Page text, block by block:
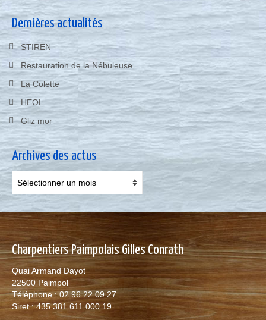
Dernières actualités
STIREN
Restauration de la Nébuleuse
La Colette
HEOL
Gliz mor
Archives des actus
des
actus
Charpentiers Paimpolais Gilles Conrath
Quai Armand Dayot
22500 Paimpol
Téléphone : 02 96 22 09 27
Siret : 435 381 611 000 19